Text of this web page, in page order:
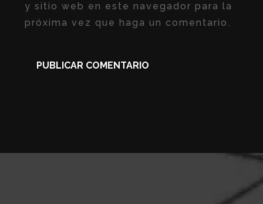
y sitio web en este navegador para la
próxima vez que haga un comentario.